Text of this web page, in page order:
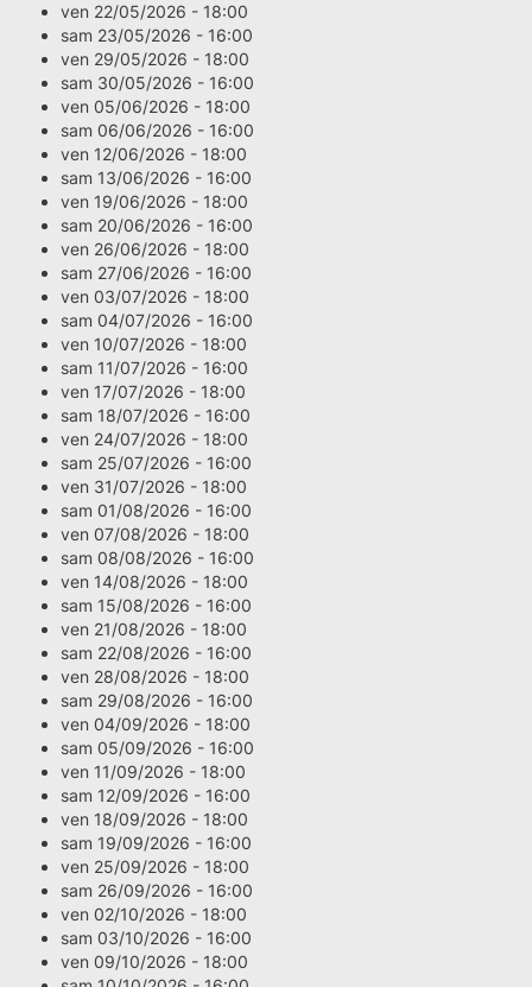
ven 22/05/2026 - 18:00
sam 23/05/2026 - 16:00
ven 29/05/2026 - 18:00
sam 30/05/2026 - 16:00
ven 05/06/2026 - 18:00
sam 06/06/2026 - 16:00
ven 12/06/2026 - 18:00
sam 13/06/2026 - 16:00
ven 19/06/2026 - 18:00
sam 20/06/2026 - 16:00
ven 26/06/2026 - 18:00
sam 27/06/2026 - 16:00
ven 03/07/2026 - 18:00
sam 04/07/2026 - 16:00
ven 10/07/2026 - 18:00
sam 11/07/2026 - 16:00
ven 17/07/2026 - 18:00
sam 18/07/2026 - 16:00
ven 24/07/2026 - 18:00
sam 25/07/2026 - 16:00
ven 31/07/2026 - 18:00
sam 01/08/2026 - 16:00
ven 07/08/2026 - 18:00
sam 08/08/2026 - 16:00
ven 14/08/2026 - 18:00
sam 15/08/2026 - 16:00
ven 21/08/2026 - 18:00
sam 22/08/2026 - 16:00
ven 28/08/2026 - 18:00
sam 29/08/2026 - 16:00
ven 04/09/2026 - 18:00
sam 05/09/2026 - 16:00
ven 11/09/2026 - 18:00
sam 12/09/2026 - 16:00
ven 18/09/2026 - 18:00
sam 19/09/2026 - 16:00
ven 25/09/2026 - 18:00
sam 26/09/2026 - 16:00
ven 02/10/2026 - 18:00
sam 03/10/2026 - 16:00
ven 09/10/2026 - 18:00